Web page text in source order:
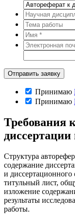
Принимаю
Принимаю
Требования
диссертации
Структура
содержание
и диссертационного
титульный лист,
изложение
результаты
работы.